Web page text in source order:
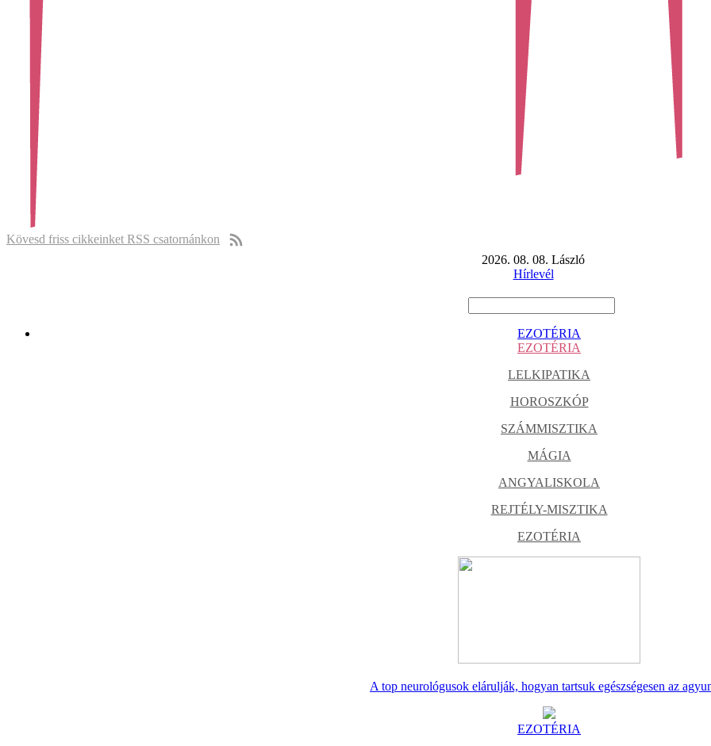
Kövesd friss cikkeinket RSS csatornánkon
2026. 08. 08. László
Hírlevél
EZOTÉRIA
EZOTÉRIA
LELKIPATIKA
HOROSZKÓP
SZÁMMISZTIKA
MÁGIA
ANGYALISKOLA
REJTÉLY-MISZTIKA
EZOTÉRIA
A top neurológusok elárulják, hogyan tartsuk egészségesen az
EZOTÉRIA